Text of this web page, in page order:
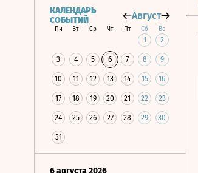
КАЛЕНДАРЬ
СОБЫТИЙ
Август
Пн Вт Ср Чт Пт Сб Вс
1 2
3 4 5 6 7 8 9
10 11 12 13 14 15 16
17 18 19 20 21 22 23
24 25 26 27 28 29 30
31
6 августа 2026